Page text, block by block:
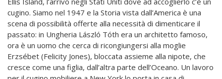
cugino. Siamo nel 1947 e la Storia vista dall’America è una
scena di possibilità offerte alla necessità di dimenticare il
passato: in Ungheria László Tóth era un architetto famoso,
ora è un uomo che cerca di ricongiungersi alla moglie
Erzsébet (Felicity Jones), bloccata assieme alla nipote, che
cresce come una figlia, dall’altra parte dell’Oceano. Un lavoro